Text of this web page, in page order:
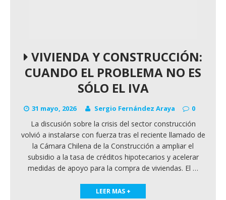
VIVIENDA Y CONSTRUCCIÓN:
CUANDO EL PROBLEMA NO ES
SÓLO EL IVA
31 mayo, 2026 Sergio Fernández Araya 0
La discusión sobre la crisis del sector construcción
volvió a instalarse con fuerza tras el reciente llamado de
la Cámara Chilena de la Construcción a ampliar el
subsidio a la tasa de créditos hipotecarios y acelerar
medidas de apoyo para la compra de viviendas. El …
LEER MAS +